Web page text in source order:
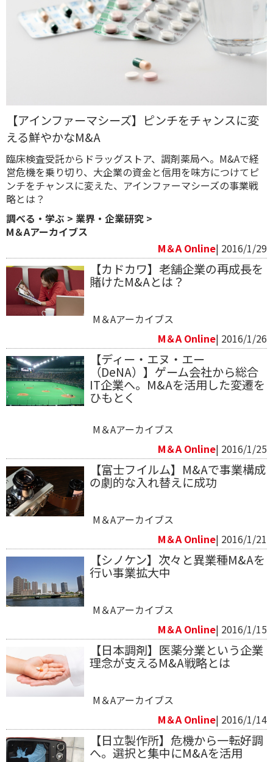
【アインファーマシーズ】ピンチをチャンスに変
える鮮やかなM&A
臨床検査受託からドラッグストア、調剤薬局へ。M&Aで経
営危機を乗り切り、大企業の資金と信用を味方につけてピ
ンチをチャンスに変えた、アインファーマシーズの事業戦
略とは？
調べる・学ぶ > 業界・企業研究 >
M＆Aアーカイブス
M＆A Online| 2016/1/29
【カドカワ】老舗企業の再成長を
賭けたM&Aとは？
M＆Aアーカイブス
M＆A Online| 2016/1/26
【ディー・エヌ・エー
（DeNA）】ゲーム会社から総合
IT企業へ。M&Aを活用した変遷を
ひもとく
M＆Aアーカイブス
M＆A Online| 2016/1/25
【富士フイルム】M&Aで事業構成
の劇的な入れ替えに成功
M＆Aアーカイブス
M＆A Online| 2016/1/21
【シノケン】次々と異業種M&Aを
行い事業拡大中
M＆Aアーカイブス
M＆A Online| 2016/1/15
【日本調剤】医薬分業という企業
理念が支えるM&A戦略とは
M＆Aアーカイブス
M＆A Online| 2016/1/14
【日立製作所】危機から一転好調
へ。選択と集中にM&Aを活用